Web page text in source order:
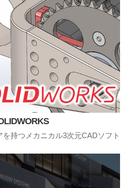
持つメカニカル3次元CADソフト